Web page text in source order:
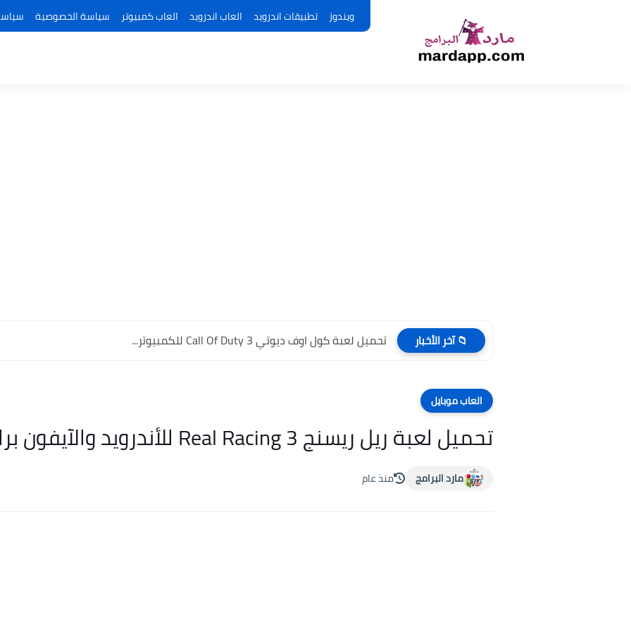
ويندوز تطبيقات اندرويد العاب اندرويد العاب كمبيوتر سياسة الخصوصية
📁 آخر الأخبار تحميل لعبة فيفا 2010 للكمبيوتر Fifa 10 للاندرويد برابط...
العاب موبايل
تحميل لعبة ريل ريسنج 3 Real Racing للأندرويد والآيفون برابط مباشر
مارد البرامج منذ عام